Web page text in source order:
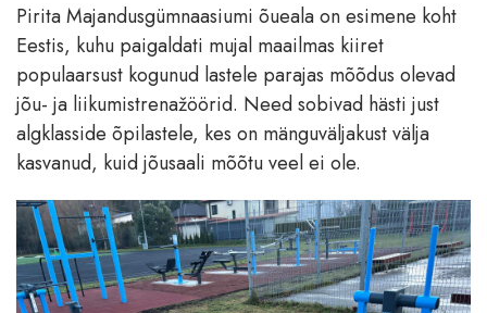
Pirita Majandusgümnaasiumi õueala on esimene koht
Eestis, kuhu paigaldati mujal maailmas kiiret
populaarsust kogunud lastele parajas mõõdus olevad
jõu- ja liikumistrenažöörid. Need sobivad hästi just
algklasside õpilastele, kes on mänguväljakust välja
kasvanud, kuid jõusaali mõõtu veel ei ole.